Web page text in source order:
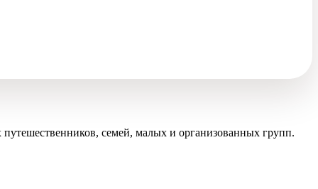
семей, малых и организованных групп.